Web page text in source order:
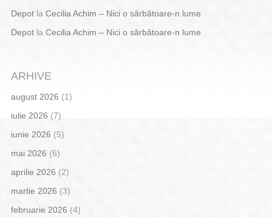
Depotla Cecilia Achim – Nici o sărbătoare-n lume
Depotla Cecilia Achim – Nici o sărbătoare-n lume
ARHIVE
august 2026 (1)
iulie 2026 (7)
iunie 2026 (5)
mai 2026 (6)
aprilie 2026 (2)
martie 2026 (3)
februarie 2026 (4)